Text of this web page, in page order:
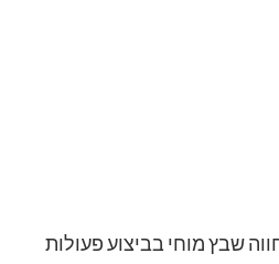
שבץ מוחי בביצוע פעולות